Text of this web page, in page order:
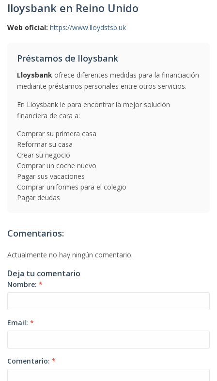
lloysbank en Reino Unido
Web oficial: https://www.lloydstsb.uk
Préstamos de lloysbank
Lloysbank ofrece diferentes medidas para la financiación
mediante préstamos personales entre otros servicios.
En Lloysbank le para encontrar la mejor solución
financiera de cara a:
Comprar su primera casa
Reformar su casa
Crear su negocio
Comprar un coche nuevo
Pagar sus vacaciones
Comprar uniformes para el colegio
Pagar deudas
Comentarios:
Actualmente no hay ningún comentario.
Deja tu comentario
Nombre: *
Email: *
Comentario: *